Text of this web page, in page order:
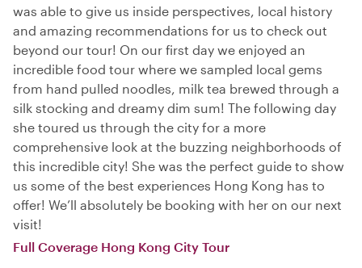
was able to give us inside perspectives, local history
and amazing recommendations for us to check out
beyond our tour! On our first day we enjoyed an
incredible food tour where we sampled local gems
from hand pulled noodles, milk tea brewed through a
silk stocking and dreamy dim sum! The following day
she toured us through the city for a more
comprehensive look at the buzzing neighborhoods of
this incredible city! She was the perfect guide to show
us some of the best experiences Hong Kong has to
offer! We’ll absolutely be booking with her on our next
visit!
Full Coverage Hong Kong City Tour